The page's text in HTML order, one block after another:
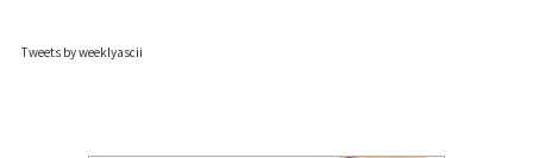
Tweets by weeklyascii